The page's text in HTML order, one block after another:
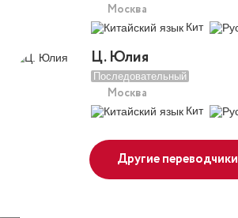
Москва
Кит
Ц. Юлия
Последовательный
Москва
Кит
Другие переводчики